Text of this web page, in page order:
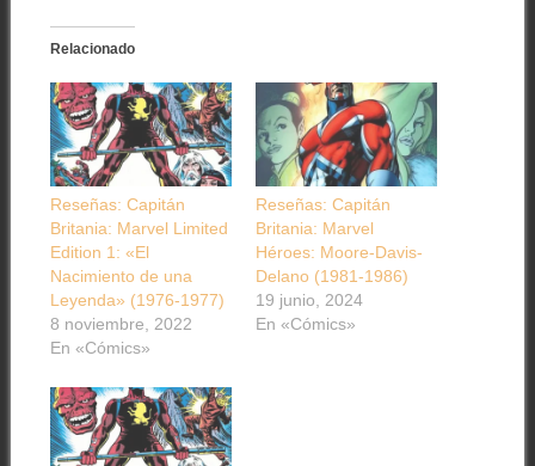
Relacionado
Reseñas: Capitán
Britania: Marvel Limited
Edition 1: «El
Nacimiento de una
Leyenda» (1976-1977)
8 noviembre, 2022
En «Cómics»
Reseñas: Capitán
Britania: Marvel
Héroes: Moore-Davis-
Delano (1981-1986)
19 junio, 2024
En «Cómics»